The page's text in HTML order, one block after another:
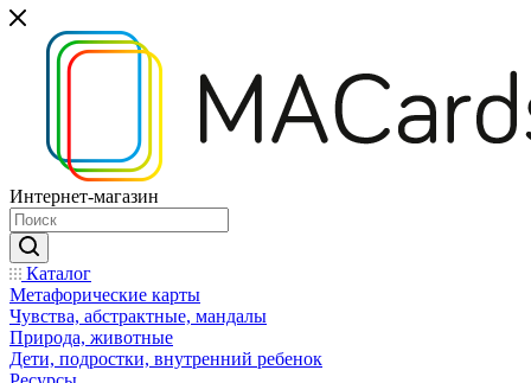
Интернет-магазин
Каталог
Mетафорические карты
Чувства, абстрактные, мандалы
Природа, животные
Дети, подростки, внутренний ребенок